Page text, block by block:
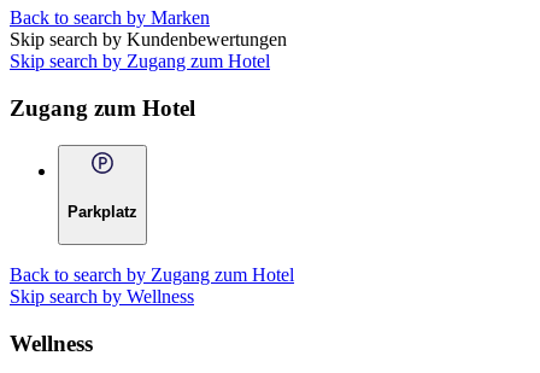
Back to search by Marken
Skip search by Kundenbewertungen
Skip search by Zugang zum Hotel
Zugang zum Hotel
Parkplatz
Back to search by Zugang zum Hotel
Skip search by Wellness
Wellness